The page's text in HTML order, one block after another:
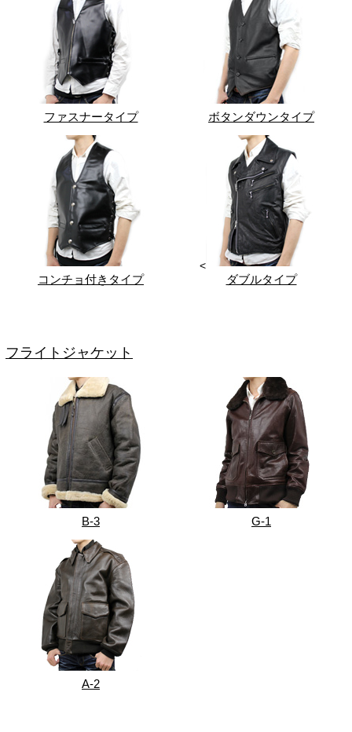
ファスナータイプ ボタンダウンタイプ
コンチョ付きタイプ
<
ダブルタイプ
フライトジャケット
B-3 G-1
A-2